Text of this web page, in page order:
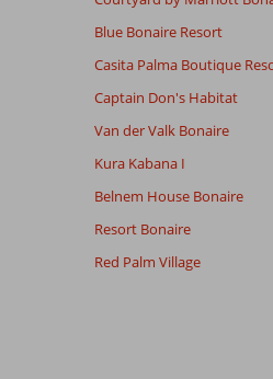
Blue Bonaire Resort
Casita Palma Boutique
Captain Don's Habitat
Van der Valk Bonaire
Kura Kabana I
Belnem House Bonaire
Resort Bonaire
Red Palm Village